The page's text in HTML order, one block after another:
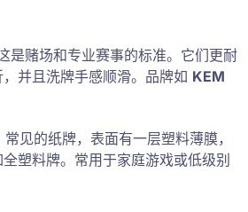
是赌场和专业赛事的标准。它们更耐
并且洗牌手感顺滑。品牌如 KEM
常见的纸牌，表面有一层塑料薄膜，
塑料牌。常用于家庭游戏或低级别